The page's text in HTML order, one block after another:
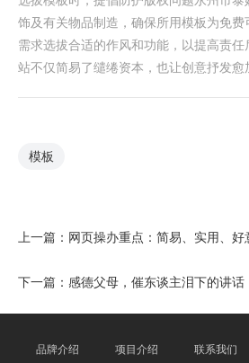
饰及有关物品制造，确保所用模板为免费
需求选拔合适的作风和功能，以提高责
站不仅简易了缱绻资本，也让创意抒发愈
模板
上一篇： 网页操办重点：简易、实用、好
下一篇： 感德父母，催东谈主泪下的讲话
品牌介绍 项目介绍 联系我们